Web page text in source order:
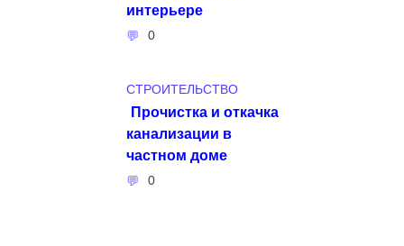
интерьере
0
СТРОИТЕЛЬСТВО
Прочистка и откачка
канализации в
частном доме
0